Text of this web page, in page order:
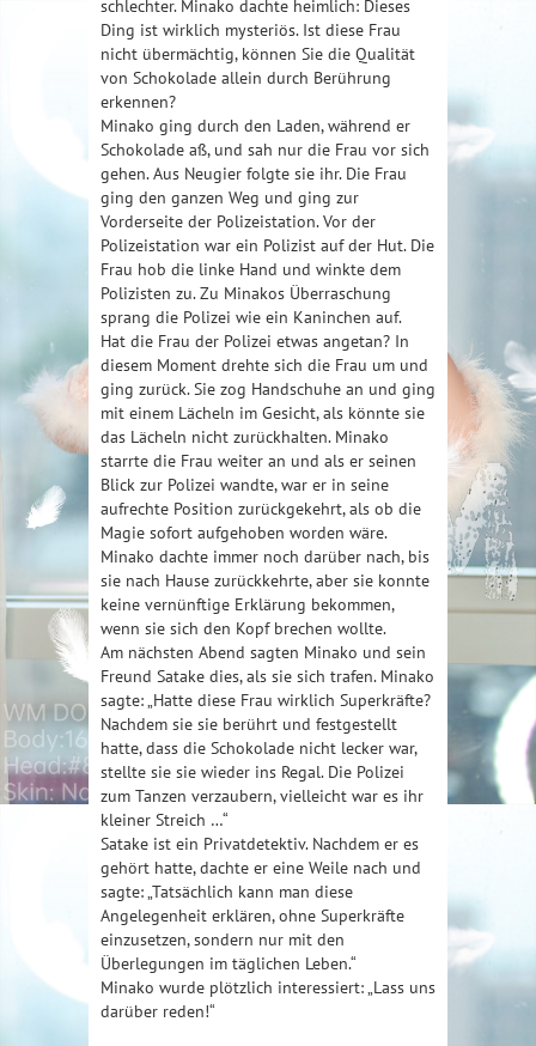
schlechter. Minako dachte heimlich: Dieses
Ding ist wirklich mysteriös. Ist diese Frau
nicht übermächtig, können Sie die Qualität
von Schokolade allein durch Berührung
erkennen?
Minako ging durch den Laden, während er
Schokolade aß, und sah nur die Frau vor sich
gehen. Aus Neugier folgte sie ihr. Die Frau
ging den ganzen Weg und ging zur
Vorderseite der Polizeistation. Vor der
Polizeistation war ein Polizist auf der Hut. Die
Frau hob die linke Hand und winkte dem
Polizisten zu. Zu Minakos Überraschung
sprang die Polizei wie ein Kaninchen auf.
Hat die Frau der Polizei etwas angetan? In
diesem Moment drehte sich die Frau um und
ging zurück. Sie zog Handschuhe an und ging
mit einem Lächeln im Gesicht, als könnte sie
das Lächeln nicht zurückhalten. Minako
starrte die Frau weiter an und als er seinen
Blick zur Polizei wandte, war er in seine
aufrechte Position zurückgekehrt, als ob die
Magie sofort aufgehoben worden wäre.
Minako dachte immer noch darüber nach, bis
sie nach Hause zurückkehrte, aber sie konnte
keine vernünftige Erklärung bekommen,
wenn sie sich den Kopf brechen wollte.
Am nächsten Abend sagten Minako und sein
Freund Satake dies, als sie sich trafen. Minako
sagte: „Hatte diese Frau wirklich Superkräfte?
Nachdem sie sie berührt und festgestellt
hatte, dass die Schokolade nicht lecker war,
stellte sie sie wieder ins Regal. Die Polizei
zum Tanzen verzaubern, vielleicht war es ihr
kleiner Streich …“
Satake ist ein Privatdetektiv. Nachdem er es
gehört hatte, dachte er eine Weile nach und
sagte: „Tatsächlich kann man diese
Angelegenheit erklären, ohne Superkräfte
einzusetzen, sondern nur mit den
Überlegungen im täglichen Leben.“
Minako wurde plötzlich interessiert: „Lass uns
darüber reden!“